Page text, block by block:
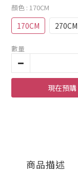
顏色 : 170CM
170CM 270CM
數量
現在預購
商品描述